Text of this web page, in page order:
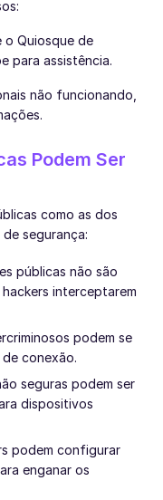
o Quiosque de
para assistência.
não funcionando,
Podem Ser
como as dos
segurança:
públicas não são
interceptarem
podem se
conexão.
seguras podem ser
dispositivos
podem configurar
enganar os